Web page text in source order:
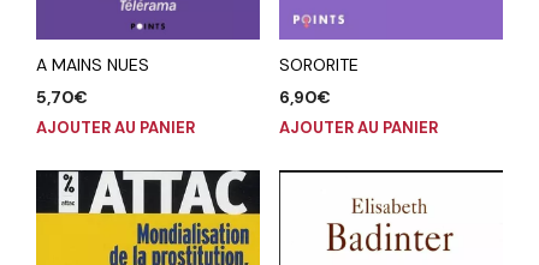
A MAINS NUES
5,70€
AJOUTER AU PANIER
SORORITE
6,90€
AJOUTER AU PANIER